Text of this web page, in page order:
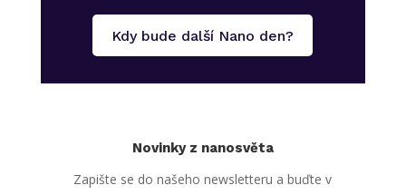
Kdy bude další Nano den?
Novinky z nanosvěta
Zapište se do našeho newsletteru a buďte v